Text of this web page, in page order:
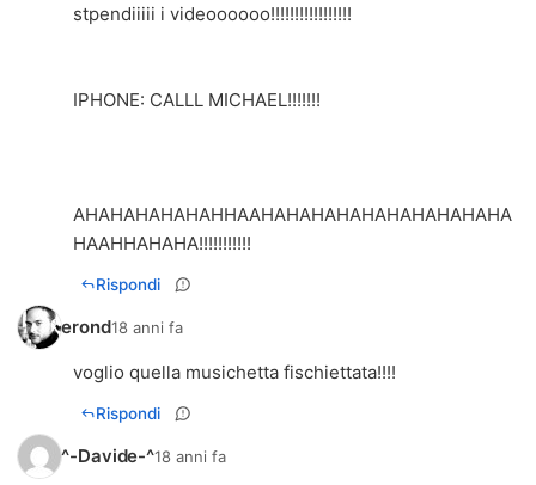
stpendiiiii i videoooooo!!!!!!!!!!!!!!!!!
IPHONE: CALLL MICHAEL!!!!!!!
AHAHAHAHAHAHHAAHAHAHAHAHAHAHAHAHAHA
HAAHHAHAHA!!!!!!!!!!!
Rispondi
erond18 anni fa
voglio quella musichetta fischiettata!!!!
Rispondi
^-Davide-^18 anni fa